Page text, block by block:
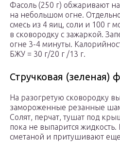
Фасоль (250 г) обжаривают
на небольшом огне.
смесь из 4 яиц, соли и 100 г
в сковородку с зажаркой.
огне 3-4 минуты.
БЖУ = 30 г/20 г /13 г.
Стручковая (зеленая)
На разогретую сковородку
замороженные резанные
Солят, перчат, тушат под
пока не выпарится
сметаной и притушивают